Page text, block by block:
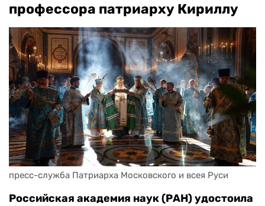
профессора патриарху Кириллу
пресс-служба Патриарха Московского и всея Руси
Российская академия наук (РАН) удостоила